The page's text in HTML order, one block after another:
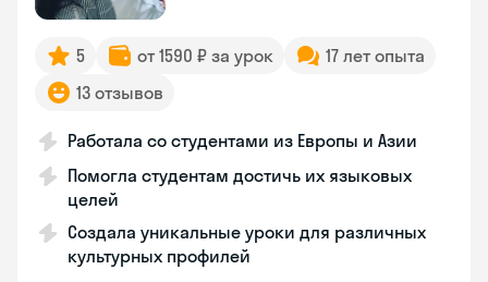
5 от 1590 ₽ за урок
17 лет опыта
13 отзывов
Работала со студентами из Европы и Азии
Помогла студентам достичь их языковых
целей
Создала уникальные уроки для различных
культурных профилей